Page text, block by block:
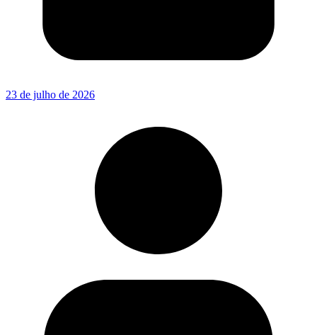
23 de julho de 2026